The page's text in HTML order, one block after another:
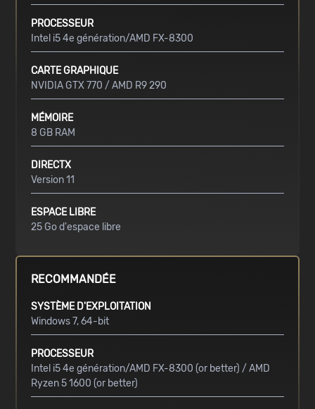
PROCESSEUR
Intel i5 4e génération/AMD FX-8300
CARTE GRAPHIQUE
NVIDIA GTX 770 / AMD R9 290
MÉMOIRE
8 GB RAM
DIRECTX
Version 11
ESPACE LIBRE
25 Go d'espace libre
RECOMMANDÉE
SYSTÈME D'EXPLOITATION
Windows 7, 64-bit
PROCESSEUR
Intel i5 4e génération/AMD FX-8300 (or better) / AMD
Ryzen 5 1600 (or better)